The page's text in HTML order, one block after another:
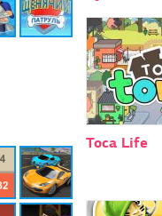
Toca Life